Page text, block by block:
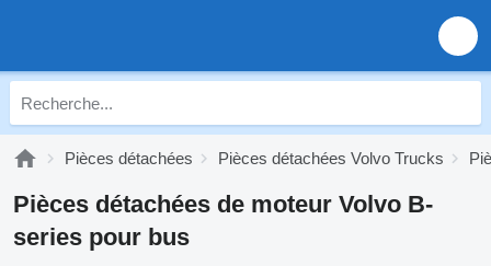
Pièces détachées Pièces détachées Volvo Trucks
Pièces détachées de moteur Volvo B-
series pour bus